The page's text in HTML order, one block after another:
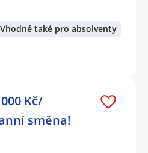
Vhodné také pro absolventy
Kč/
směna!